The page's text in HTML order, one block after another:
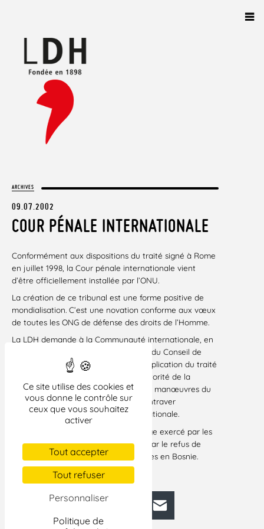
Ce site utilise des cookies et
vous donne le contrôle sur
ceux que vous souhaitez
activer
Tout accepter
Tout refuser
Personnaliser
Politique de
ARCHIVES
09.07.2002
COUR PÉNALE INTERNATIONALE
Conformément aux dispositions du traité signé à Rome
en juillet 1998, la Cour pénale internationale vient
d’être officiellement installée par l’ONU.
La création de ce tribunal est une forme positive de
mondialisation. C’est une novation conforme aux vœux
de toutes les ONG de défense des droits de l’Homme.
La LDH demande à la Communauté internationale, en
particulier aux membres permanents du Conseil de
sécurité de veiller avec fermeté à l’application du traité
de Rome et à la consolidation de l’autorité de la
nouvelle juridiction en s’opposant aux manœuvres du
gouvernement des États-Unis pour entraver
l’installation de la Cour pénale internationale.
Elle dénonce en particulier le chantage exercé par les
États-Unis sur le Conseil de sécurité par le refus de
renouveler la mission des Nations unies en Bosnie.
Paris, le 2 juillet 2002
Facebook
BlueskyMastodonLinkedIn